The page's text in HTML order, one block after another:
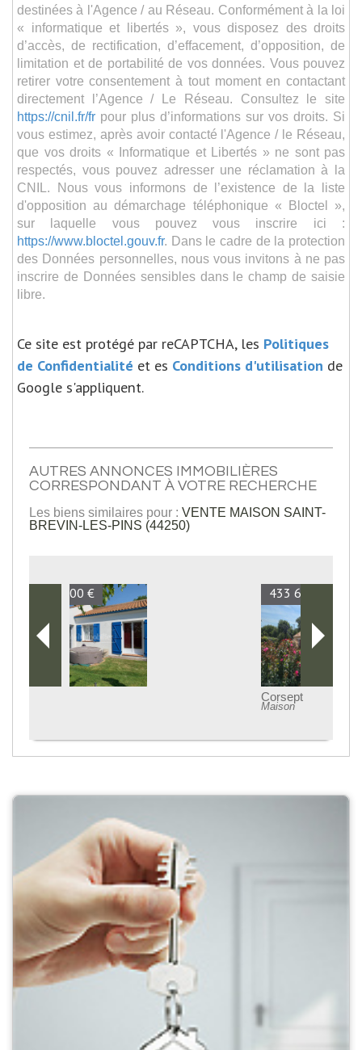
destinées à l'Agence / au Réseau. Conformément à la loi
« informatique et libertés », vous disposez des droits
d’accès, de rectification, d’effacement, d’opposition, de
limitation et de portabilité de vos données. Vous pouvez
retirer votre consentement à tout moment en contactant
directement l’Agence / Le Réseau. Consultez le site
https://cnil.fr/fr pour plus d’informations sur vos droits. Si
vous estimez, après avoir contacté l'Agence / le Réseau,
que vos droits « Informatique et Libertés » ne sont pas
respectés, vous pouvez adresser une réclamation à la
CNIL. Nous vous informons de l’existence de la liste
d'opposition au démarchage téléphonique « Bloctel »,
sur laquelle vous pouvez vous inscrire ici :
https://www.bloctel.gouv.fr. Dans le cadre de la protection
des Données personnelles, nous vous invitons à ne pas
inscrire de Données sensibles dans le champ de saisie
libre.
Ce site est protégé par reCAPTCHA, les Politiques
de Confidentialité et es Conditions d'utilisation de
Google s'appliquent.
AUTRES ANNONCES IMMOBILIÈRES
CORRESPONDANT À VOTRE RECHERCHE
Les biens similaires pour : VENTE MAISON SAINT-
BREVIN-LES-PINS (44250)
433 675 €